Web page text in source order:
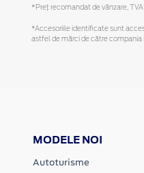
*Preţ recomandat de vânzare,
*Accesoriile identificate sunt
astfel de mărci de către compania
MODELE NOI
Autoturisme